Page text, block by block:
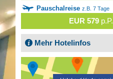
Pauschalreise z.B. 7 Tage
EUR 579 p.P.
Mehr Hotelinfos